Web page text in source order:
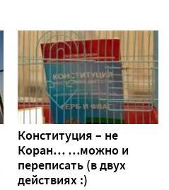
Конституция – не
Коран… …можно и
переписать (в двух
действиях :)